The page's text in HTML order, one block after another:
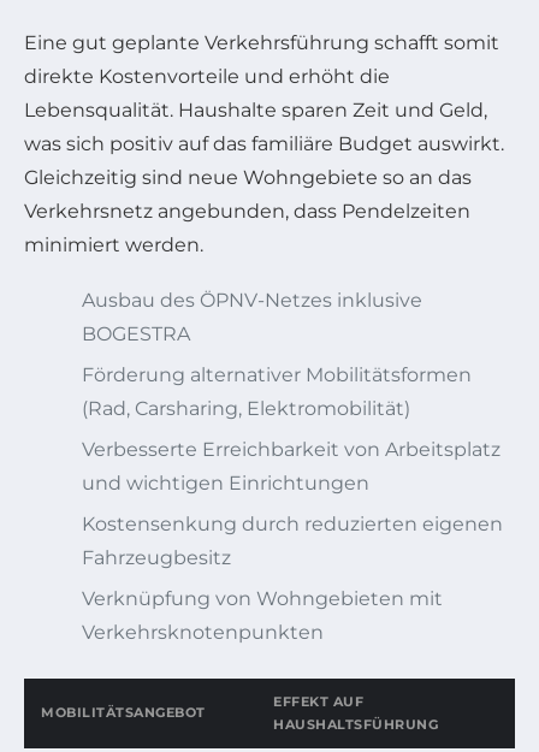
Eine gut geplante Verkehrsführung schafft somit
direkte Kostenvorteile und erhöht die
Lebensqualität. Haushalte sparen Zeit und Geld,
was sich positiv auf das familiäre Budget auswirkt.
Gleichzeitig sind neue Wohngebiete so an das
Verkehrsnetz angebunden, dass Pendelzeiten
minimiert werden.
Ausbau des ÖPNV-Netzes inklusive
BOGESTRA
Förderung alternativer Mobilitätsformen
(Rad, Carsharing, Elektromobilität)
Verbesserte Erreichbarkeit von Arbeitsplatz
und wichtigen Einrichtungen
Kostensenkung durch reduzierten eigenen
Fahrzeugbesitz
Verknüpfung von Wohngebieten mit
Verkehrsknotenpunkten
MOBILITÄTSANGEBOT
EFFEKT AUF
HAUSHALTSFÜHRUNG